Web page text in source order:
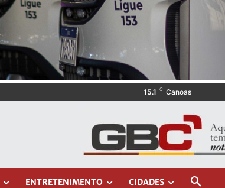
15.1 C Canoas
ENTRETENIMENTO CIDADES